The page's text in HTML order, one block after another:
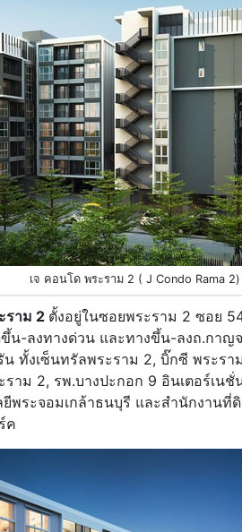
เจ คอนโด พระราม 2 ( J Condo Rama 2)
ราม 2 ตั้งอยู่ในซอยพระราม 2 ซอย
น-ลงทางด่วน และทางขึ้น-ลงถ.กาญ
ทั้งเซ็นทรัลพระราม 2, บิ๊กซี พระรา
าม 2, รพ.บางปะกอก 9 อินเตอร์เนชั่
พระจอมเกล้าธนบุรี และสำนักงานที่
ค